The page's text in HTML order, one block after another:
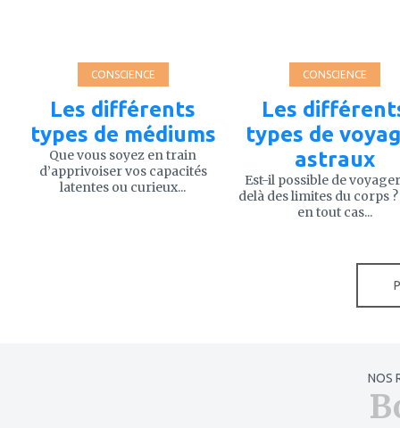
CONSCIENCE
Les différents
types de médiums
Que vous soyez en train
d’apprivoiser vos capacités
latentes ou curieux...
CONSCIENCE
Les
types de
astraux
Est-il possible de
delà des limites du corps ?
en tout cas...
NOS